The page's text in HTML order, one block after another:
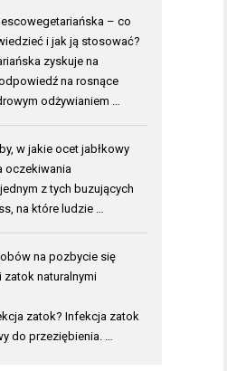
– co
i jak ją stosować?
zyskuje na
na rosnące
odżywianiem …
w jakie ocet jabłkowy
oczekiwania
z tych buzujących
na które ludzie …
na pozbycie się
zatok naturalnymi
zatok? Infekcja zatok
do przeziębienia. …